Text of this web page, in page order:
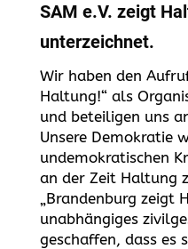
SAM e.V. zeigt
unterzeichnet.
Wir haben den
Haltung!“ als
und beteiligen uns
Unsere Demokratie
undemokratischen
an der Zeit Haltung
„Brandenburg zeigt
unabhängiges
geschaffen, dass es